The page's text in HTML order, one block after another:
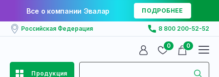
Все о компании Эвалар ПОДРОБНЕЕ
Российская Федерация 8 800 200-52-52
0 0
Продукция